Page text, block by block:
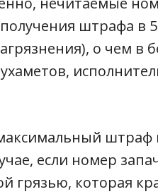
штрафа в
о чем в
штраф
если номер
грязью, которая